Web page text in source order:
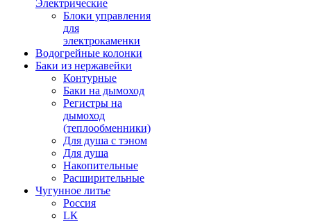
Электрические
Блоки управления
для
электрокаменки
Водогрейные колонки
Баки из нержавейки
Контурные
Баки на дымоход
Регистры на
дымоход
(теплообменники)
Для душа с тэном
Для душа
Накопительные
Расширительные
Чугунное литье
Россия
LК